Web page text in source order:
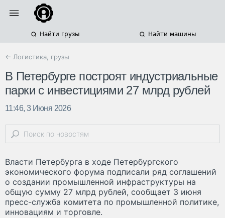
Найти грузы Найти машины
← Логистика, грузы
В Петербурге построят индустриальные
парки с инвестициями 27 млрд рублей
11:46, 3 Июня 2026
Власти Петербурга в ходе Петербургского
экономического форума подписали ряд соглашений
о создании промышленной инфраструктуры на
общую сумму 27 млрд рублей, сообщает 3 июня
пресс-служба комитета по промышленной политике,
инновациям и торговле.